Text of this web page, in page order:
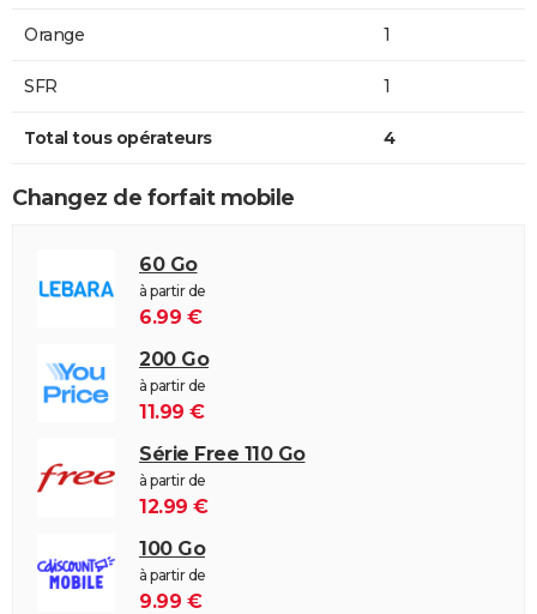
Orange 1
SFR 1
Total tous opérateurs 4
Changez de forfait mobile
60 Go
à partir de
6.99 €
200 Go
à partir de
11.99 €
Série Free 110 Go
à partir de
12.99 €
100 Go
à partir de
9.99 €